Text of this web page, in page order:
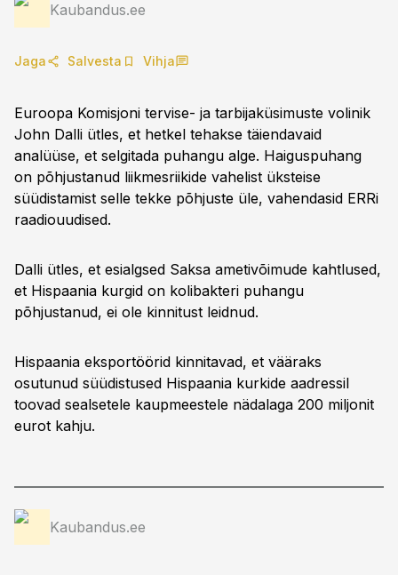
Kaubandus.ee
Jaga Salvesta Vihja
Euroopa Komisjoni tervise- ja tarbijaküsimuste volinik
John Dalli ütles, et hetkel tehakse täiendavaid
analüüse, et selgitada puhangu alge. Haiguspuhang
on põhjustanud liikmesriikide vahelist üksteise
süüdistamist selle tekke põhjuste üle, vahendasid ERRi
raadiouudised.
Dalli ütles, et esialgsed Saksa ametivõimude kahtlused,
et Hispaania kurgid on kolibakteri puhangu
põhjustanud, ei ole kinnitust leidnud.
Hispaania eksportöörid kinnitavad, et vääraks
osutunud süüdistused Hispaania kurkide aadressil
toovad sealsetele kaupmeestele nädalaga 200 miljonit
eurot kahju.
Kaubandus.ee